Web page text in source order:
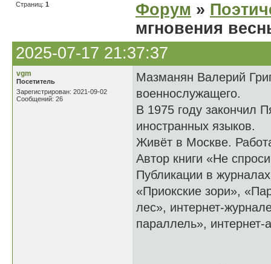
Страниц: 1 Форум »
мгновения
2025-07-17 21:37:37
vgm
Посетитель
Зарегистрирован: 2021-09-02
Сообщений: 26
Мазманян Валерий
военнослужащего.
В 1975 году закончил
иностранных языков.
Живёт в Москве.
Автор книги «Не
Публикации в
«Приокские зори»,
лес», интернет-
параллель»,